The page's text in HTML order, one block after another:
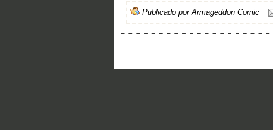
Publicado porArmageddon Comic